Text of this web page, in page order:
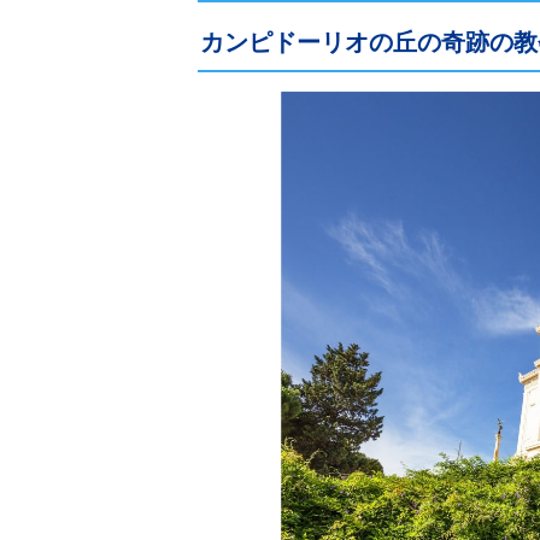
カンピドーリオの丘の奇跡の